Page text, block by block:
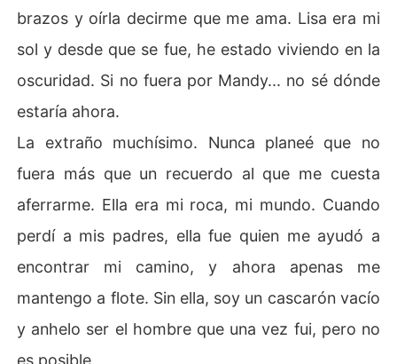
brazos y oírla decirme que me ama. Lisa era mi
sol y desde que se fue, he estado viviendo en la
oscuridad. Si no fuera por Mandy... no sé dónde
estaría ahora.
La extraño muchísimo. Nunca planeé que no
fuera más que un recuerdo al que me cuesta
aferrarme. Ella era mi roca, mi mundo. Cuando
perdí a mis padres, ella fue quien me ayudó a
encontrar mi camino, y ahora apenas me
mantengo a flote. Sin ella, soy un cascarón vacío
y anhelo ser el hombre que una vez fui, pero no
es posible.